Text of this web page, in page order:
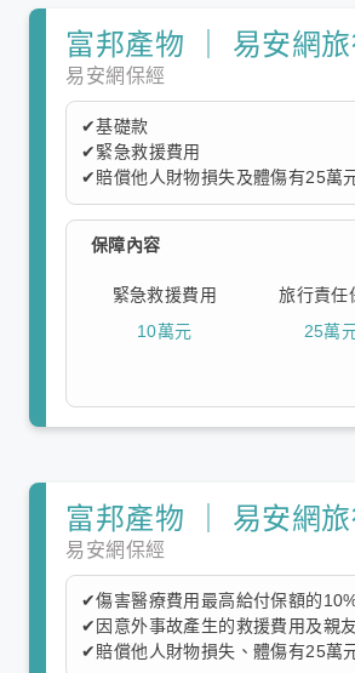
富邦產物 ｜ 易安網
易安網保經
✔基礎款
✔緊急救援費用
✔賠償他人財物損失及體傷有25萬
度。
保障內容
緊急救援費用
10萬元
旅行責任
25萬
富邦產物 ｜ 易安網
易安網保經
✔傷害醫療費用最高給付保額的
✔因意外事故產生的救援費用及親
✔賠償他人財物損失、體傷有25萬